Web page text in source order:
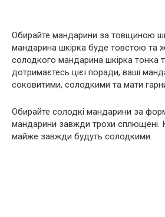
Обирайте мандарини за товщиною
мандарина шкірка буде товстою та
солодкого мандарина шкірка тонка
дотримаєтесь цієї поради, ваші
соковитими, солодкими та мати
Обирайте солодкі мандарини за
мандарини завжди трохи сплющені.
майже завжди будуть солодкими.